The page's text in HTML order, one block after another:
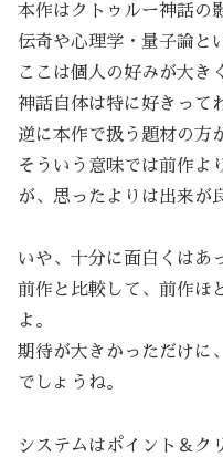
本作はクトゥルー神話の
伝奇や心理学・量子論と
ここは個人の好みが大き
神話自体は特に好きって
逆に本作で扱う題材の方
そういう意味では前作よ
が、思ったよりは出来が
いや、十分に面白くはあ
前作と比較して、前作ほ
よ。
期待が大きかっただけに
でしょうね。
システムはポイント＆ク